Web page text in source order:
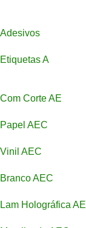
Adesivos
Etiquetas A
Com Corte AE
Papel AEC
Vinil AEC
Branco AEC
Lam Holográfica